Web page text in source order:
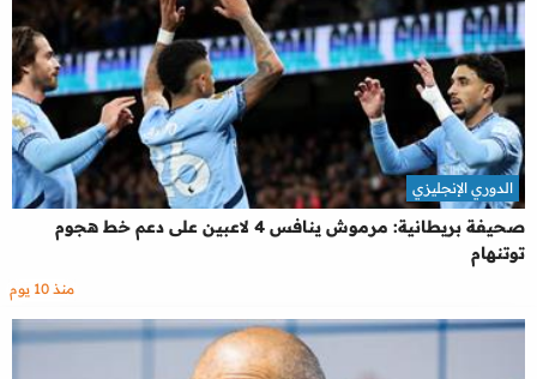
صحيفة بريطانية: مرموش ينافس 4 لاعبين على دعم خط هجوم
توتنهام
الدوري الإنجليزي
منذ 10 يوم